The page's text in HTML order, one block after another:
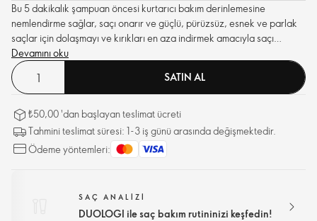
Bu 5 dakikalık şampuan öncesi kurtarıcı bakım derinlemesine
nemlendirme sağlar, saçı onarır ve güçlü, pürüzsüz, esnek ve parlak
saçlar için dolaşmayı ve kırıkları en aza indirmek amacıyla saçı
şampuanlama esnasında korumaya yardımcı olur.
Devamını oku
SATIN AL
₺50,00 'dan başlayan teslimat ücreti
Tahmini teslimat süresi: 1-3 iş günü arasında değişmektedir.
Ödeme yöntemleri:
SAÇ ANALIZI
DUOLOGI ile saç bakım rutininizi keşfedin!